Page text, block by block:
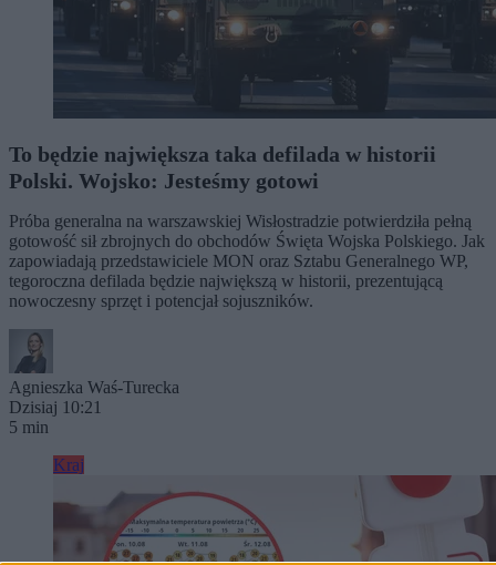
To będzie największa taka defilada w historii
Polski. Wojsko: Jesteśmy gotowi
Próba generalna na warszawskiej Wisłostradzie potwierdziła pełną
gotowość sił zbrojnych do obchodów Święta Wojska Polskiego. Jak
zapowiadają przedstawiciele MON oraz Sztabu Generalnego WP,
tegoroczna defilada będzie największą w historii, prezentującą
nowoczesny sprzęt i potencjał sojuszników.
Agnieszka Waś-Turecka
Dzisiaj 10:21
5 min
Kraj